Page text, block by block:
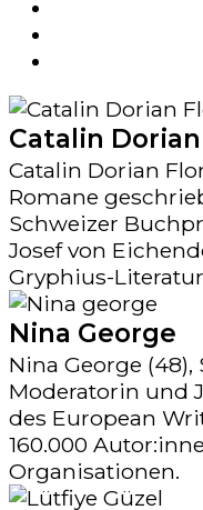
Catalin
Catalin Dorian
Romane
Schweizer
Josef von
Gryphius-
Nina George
Nina George
Moderatorin und
des European
160.000
Organisationen.